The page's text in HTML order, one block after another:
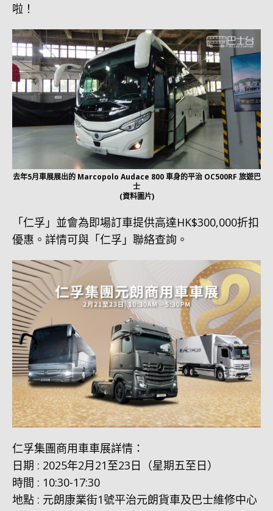
啦！
去年5月車展展出的 Marcopolo Audace 800 車身的平治 OC500RF 旅遊巴
士
(資料圖片)
「仁孚」並會為即場訂車提供高達HK$300,000折扣
優惠。詳情可與「仁孚」聯絡查詢。
仁孚集團商用車車展詳情：
日期 : 2025年2月21至23日（星期五至日）
時間 : 10:30-17:30
地點 : 元朗康業街1號平治元朗貨車及巴士維修中心